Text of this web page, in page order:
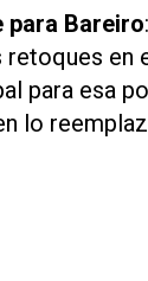
para Bareiro
retoques en
para esa
lo